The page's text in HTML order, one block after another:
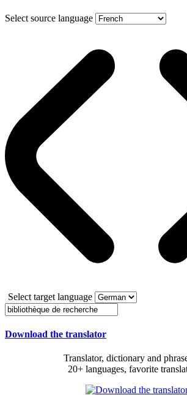
Select source language
Select target language
Download the translator
Translator, dictionary and
20+ languages, favorite